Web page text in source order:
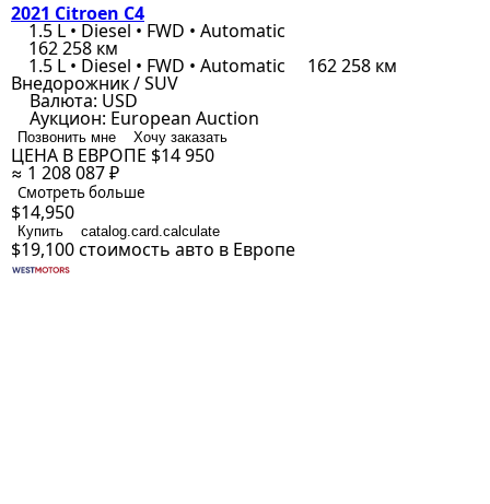
2021 Citroen C4
1.5 L • Diesel • FWD • Automatic
162 258 км
1.5 L • Diesel • FWD • Automatic 162 258 км
Внедорожник / SUV
Валюта: USD
Аукцион: European Auction
Позвонить мне Хочу заказать
ЦЕНА В ЕВРОПЕ $14 950
≈ 1 208 087 ₽
Смотреть больше
$14,950
Купить catalog.card.calculate
$19,100стоимость авто в Европе